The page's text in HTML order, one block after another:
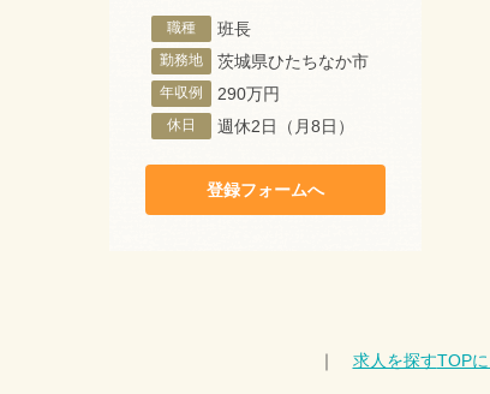
職種 班長
勤務地 茨城県ひたちなか市
年収例 290万円
休日 週休2日（月8日）
登録フォームへ
｜ 求人を探すTOP